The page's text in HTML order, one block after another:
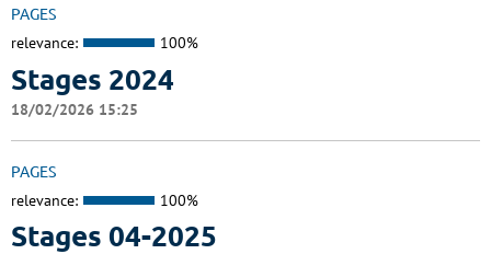
PAGES
relevance: 100%
Stages 2024
18/02/2026 15:25
PAGES
relevance: 100%
Stages 04-2025